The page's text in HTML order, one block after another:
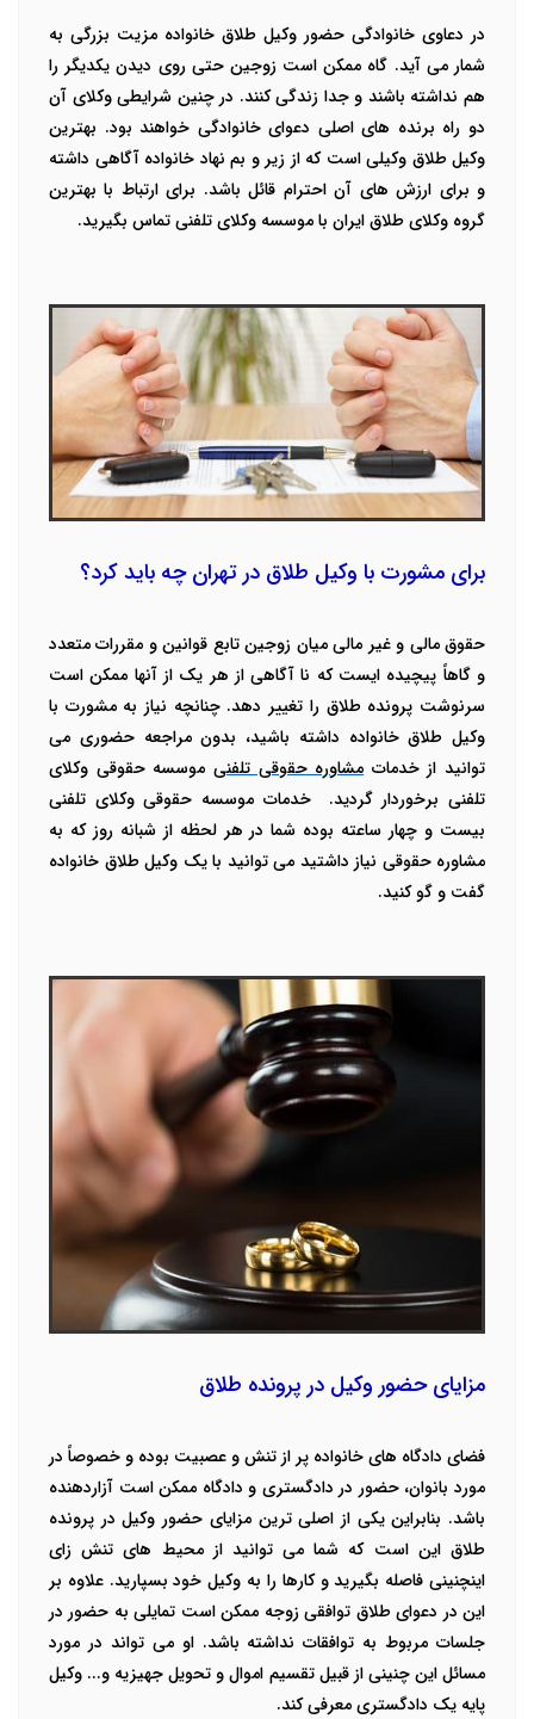
در دعاوی خانوادگی حضور وکیل طلاق خانواده مزیت بزرگی به
شمار می آید. گاه ممکن است زوجین حتی روی دیدن یکدیگر را
هم نداشته باشند و جدا زندگی کنند. در چنین شرایطی وکلای آن
دو راه برنده های اصلی دعوای خانوادگی خواهند بود. بهترین
وکیل طلاق وکیلی است که از زیر و بم نهاد خانواده آگاهی داشته
و برای ارزش های آن احترام قائل باشد. برای ارتباط با بهترین
گروه وکلای طلاق ایران با موسسه وکلای تلفنی تماس بگیرید.
برای مشورت با وکیل طلاق در تهران چه باید کرد؟
حقوق مالی و غیر مالی میان زوجین تابع قوانین و مقررات متعدد
و گاهاً پیچیده ایست که نا آگاهی از هر یک از آنها ممکن است
سرنوشت پرونده طلاق را تغییر دهد. چنانچه نیاز به مشورت با
وکیل طلاق خانواده داشته باشید، بدون مراجعه حضوری می
توانید از خدماتمشاوره حقوقی تلفنی موسسه حقوقی وکلای
تلفنی برخوردار گردید.
خدمات موسسه حقوقی وکلای تلفنی
بیست و چهار ساعته بوده شما در هر لحظه از شبانه روز که به
مشاوره حقوقی نیاز داشتید می توانید با یک وکیل طلاق خانواده
گفت و گو کنید.
مزایای حضور وکیل در پرونده طلاق
فضای دادگاه های خانواده پر از تنش و عصبیت بوده و خصوصاً در
مورد بانوان، حضور در دادگستری و دادگاه ممکن است آزاردهنده
باشد. بنابراین یکی از اصلی ترین مزایای حضور وکیل در پرونده
طلاق این است که شما می توانید از محیط های تنش زای
اینچنینی فاصله بگیرید و کارها را به وکیل خود بسپارید. علاوه بر
این در دعوای طلاق توافقی زوجه ممکن است تمایلی به حضور در
جلسات مربوط به توافقات نداشته باشد. او می تواند در مورد
مسائل این چنینی از قبیل تقسیم اموال و تحویل جهیزیه و... وکیل
پایه یک دادگستری معرفی کند.